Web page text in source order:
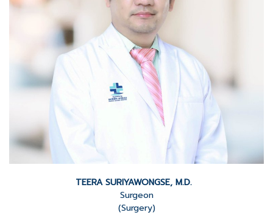
TEERA SURIYAWONGSE, M.D.
Surgeon
(Surgery)